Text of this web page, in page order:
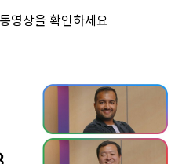
영상을 확인하세요